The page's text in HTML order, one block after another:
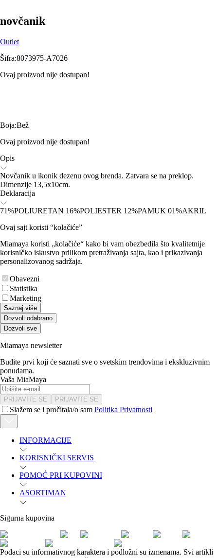
novčanik
Outlet
Šifra:8073975-A7026
Ovaj proizvod nije dostupan!
Boja:Bež
Ovaj proizvod nije dostupan!
Opis
Novčanik u ikonik dezenu ovog brenda. Zatvara se na preklop.
Dimenzije 13,5x10cm.
Deklaracija
71%POLIURETAN 16%POLIESTER 12%PAMUK 01%AKRIL
Ovaj sajt koristi “kolačiće”
Miamaya koristi „kolačiće“ kako bi vam obezbedila što kvalitetnije
korisničko iskustvo prilikom pretraživanja sajta, kao i prikazivanja
personalizovanog sadržaja.
Obavezni
Statistika
Marketing
Saznaj više
Dozvoli odabrano
Dozvoli sve
Miamaya newsletter
Budite prvi koji će saznati sve o svetskim trendovima i ekskluzivnim
ponudama.
Vaša MiaMaya
PRIJAVITE SE PRIJAVITE SE
Slažem se i pročitala/o sam Politika Privatnosti
INFORMACIJE
KORISNIČKI SERVIS
POMOĆ PRI KUPOVINI
ASORTIMAN
Sigurna kupovina
Podaci su informativnog karaktera i podložni su izmenama. Svi artikli